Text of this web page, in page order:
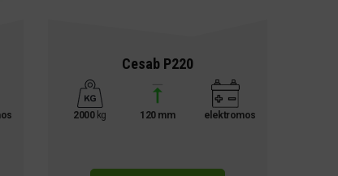
Cesab P220
2000kg 120 mm elektromos